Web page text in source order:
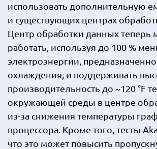
использовать дополнительную
и существующих центрах
Центр обработки данных теперь
работать, используя до 100 %
электроэнергии,
охлаждения, и поддерживать
производительность до ~120 °F
окружающей среды в центре
из-за снижения температуры
процессора. Кроме того, тесты
что это может повысить